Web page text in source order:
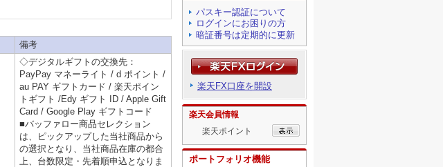
備考
◇デジタルギフトの交換先：
PayPay マネーライト / d ポイント /
au PAY ギフトカード / 楽天ポイン
トギフト /Edy ギフト ID / Apple Gift
Card / Google Play ギフトコード
■バッファロー商品セレクション
は、ピックアップした当社商品から
の選択となり、当社商品在庫の都合
上、台数限定・先着順申込となりま
パスキー認証について
ログインにお困りの方
暗証番号は定期的に更新
楽天FX口座を開設
楽天会員情報
楽天ポイント
ポートフォリオ機能